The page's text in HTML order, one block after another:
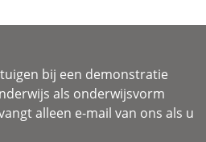
bij een demonstratie
als onderwijsvorm
alleen e-mail van ons als u